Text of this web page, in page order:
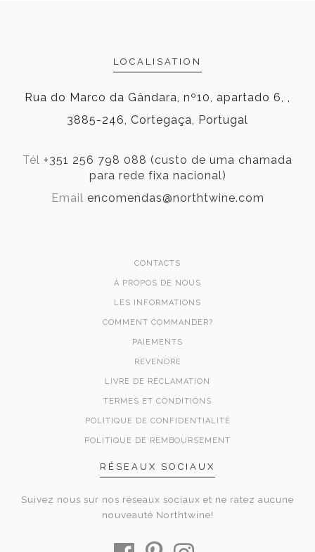
LOCALISATION
Rua do Marco da Gândara, nº10, apartado 6, ,
3885-246, Cortegaça, Portugal
Tél +351 256 798 088 (custo de uma chamada
para rede fixa nacional)
Email encomendas@northtwine.com
CONTACTS
À PROPOS DE NOUS
LES INFORMATIONS
COMMENT COMMANDER?
PAIEMENTS
REVENDRE
LIVRE DE RÉCLAMATION
TERMES ET CONDITIONS
POLITIQUE DE CONFIDENTIALITÉ
POLITIQUE DE REMBOURSEMENT
RÉSEAUX SOCIAUX
Suivez nous sur nos réseaux sociaux et ne ratez aucune
nouveauté Northtwine!